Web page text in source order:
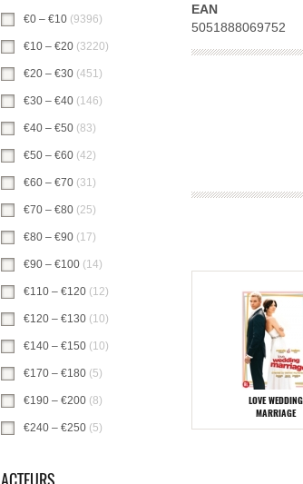
€0 – €10 (9396)
€10 – €20 (3220) €10 – €20 -filter toepassen
€20 – €30 (451)
€30 – €40 (146)
€40 – €50 (83)
€50 – €60 (42)
€60 – €70 (31)
€70 – €80 (25)
€80 – €90 (17)
€90 – €100 (14)
€110 – €120 (12) €110 – €120 -filter toepassen
€120 – €130 (10) €120 – €130 -filter toepassen
€140 – €150 (10) €140 – €150 -filter toepassen
€170 – €180 (5) €170 – €180 -filter toepassen
€190 – €200 (8)
€240 – €250 (5) €240 – €250 -filter toepassen
EAN
5051888069752
LOVE WEDDING
MARRIAGE